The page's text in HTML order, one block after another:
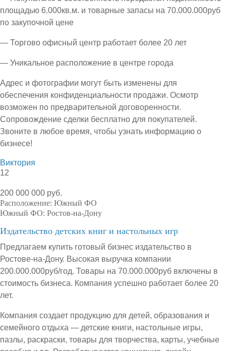
площадью 6.000кв.м. и товарные запасы на 70.000.000руб
по закупочной цене
— Торгово офисный центр работает более 20 лет
— Уникальное расположение в центре города
Адрес и фотографии могут быть изменены для
обеспечения конфиденциальности продажи. Осмотр
возможен по предварительной договоренности.
Сопровождение сделки бесплатно для покупателей.
Звоните в любое время, чтобы узнать информацию о
бизнесе!
Виктория
12
200 000 000 руб.
Расположение: Южный ФО
Южный ФО: Ростов-на-Дону
Издательство детских книг и настольных игр
Предлагаем купить готовый бизнес издательство в
Ростове-на-Дону. Высокая выручка компании
200.000.000руб/год. Товары на 70.000.000руб включены в
стоимость бизнеса. Компания успешно работает более 20
лет.
Компания создает продукцию для детей, образования и
семейного отдыха — детские книги, настольные игры,
пазлы, раскраски, товары для творчества, карты, учебные